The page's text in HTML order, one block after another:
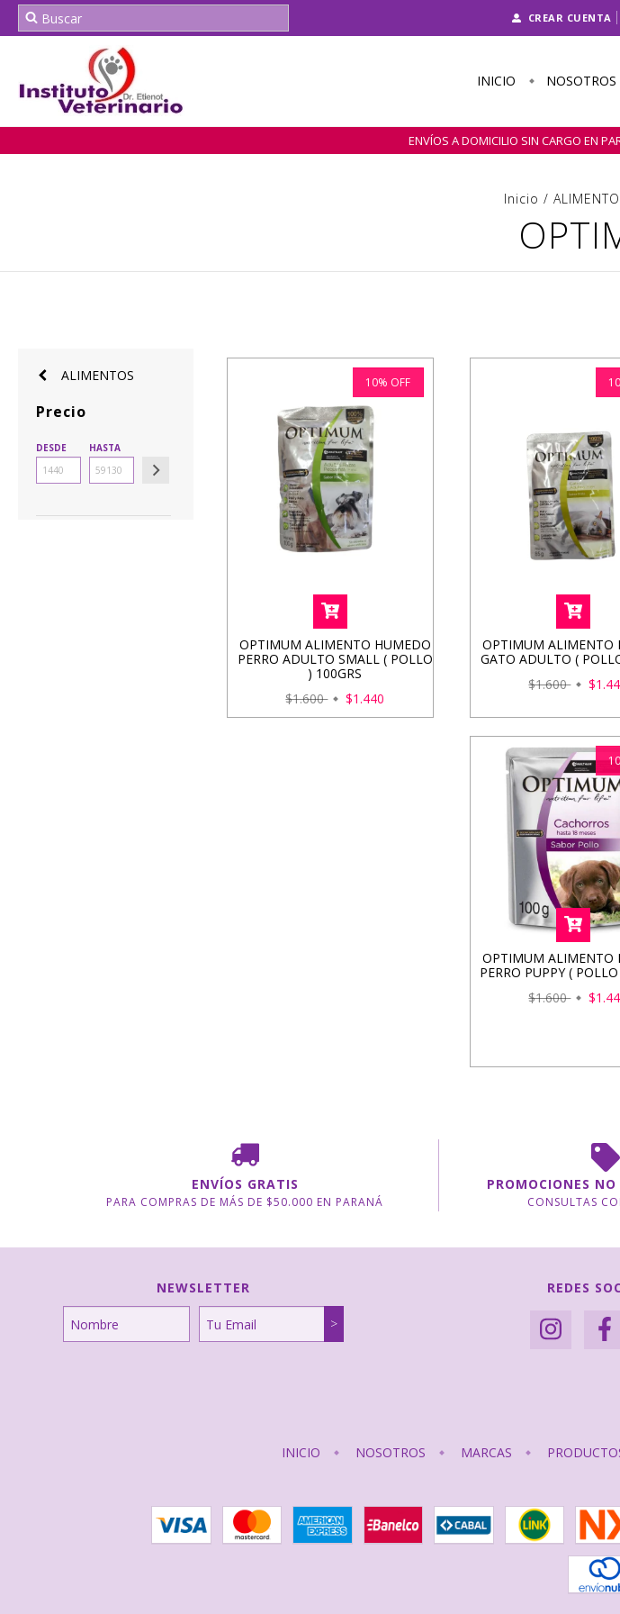
CREAR CUENTA
INICIO NOSOTROS
ENVÍOS A DOMICILIO SIN CARGO EN
Inicio /
ALIMENTOS
Precio
DESDE HASTA
10% OFF
OPTIMUM ALIMENTO HUMEDO
PERRO ADULTO SMALL ( POLLO
) 100GRS
$1.600
$1.440
10
OPTIMUM ALIMENTO
GATO ADULTO (
$1.600
10
OPTIMUM ALIMENTO
PERRO PUPPY (
$1.600
ENVÍOS GRATIS
PARA COMPRAS DE MÁS DE $50.000 EN PARANÁ
PROMOCIONES
CONSULTAS
NEWSLETTER REDES
INICIO NOSOTROS MARCAS